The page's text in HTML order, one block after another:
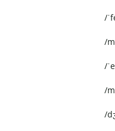
/
/
/
/
/